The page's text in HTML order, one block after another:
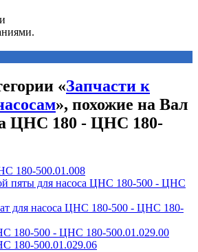
«Запчасти к
», похожие на Вал
ЦНС 180 - ЦНС 180-
180-500.01.008
пяты для насоса ЦНС 180-500 - ЦНС
для насоса ЦНС 180-500 - ЦНС 180-
180-500 - ЦНС 180-500.01.029.00
180-500.01.029.06